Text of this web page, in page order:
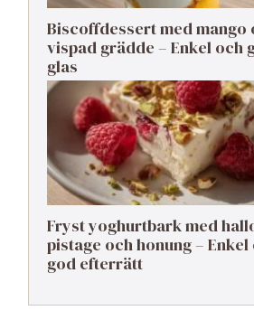
Biscoffdessert med mango
vispad grädde – Enkel och
glas
Fryst yoghurtbark med
pistage och honung – Enkel
god efterrätt